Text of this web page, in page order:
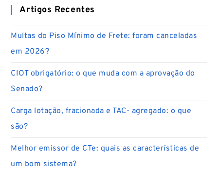
Artigos Recentes
Multas do Piso Mínimo de Frete: foram canceladas
em 2026?
CIOT obrigatório: o que muda com a aprovação do
Senado?
Carga lotação, fracionada e TAC- agregado: o que
são?
Melhor emissor de CTe: quais as características de
um bom sistema?